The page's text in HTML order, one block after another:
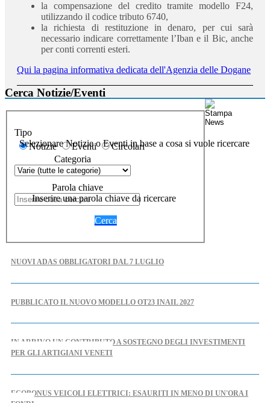
la compensazione del credito tramite modello F24,
utilizzando il codice tributo 6740,
la richiesta di restituzione in denaro, per cui sarà
necessario indicare correttamente l’Iban e il Bic, anche
per conti correnti esteri.
Qui la pagina informativa dedicata dell'Agenzia delle Dogane
Cerca Notizie/Eventi
Tipo
Selezionare Notizie o Eventi in base a cosa si vuole ricercare
Notizie Eventi
Circolari
Categoria
Parola chiave
Inserire una parola chiave da ricercare
Cerca
NUOVI ADAS OBBLIGATORI DAL 7 LUGLIO
PUBBLICATO IL NUOVO MODELLO OT23 INAIL 2027
IN ARRIVO UN CONTRIBUTO A SOSTEGNO DEGLI INVESTIMENTI
PER GLI ARTIGIANI VENETI
ECOBONUS VEICOLI ELETTRICI: ESAURITI IN MENO DI UN'ORA I